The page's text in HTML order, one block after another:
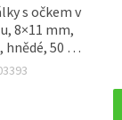
s očkem v
8×11 mm,
hnědé, 50 g
ks)